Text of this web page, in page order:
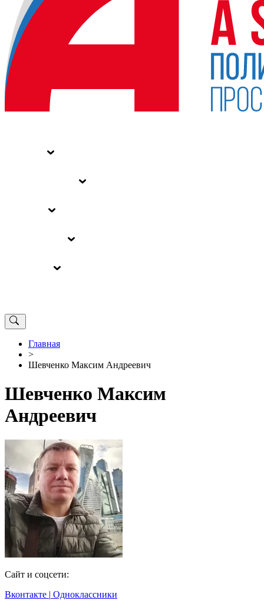
Главная
>
Шевченко Максим Андреевич
Шевченко Максим
Андреевич
Сайт и соцсети:
Вконтакте | Одноклассники